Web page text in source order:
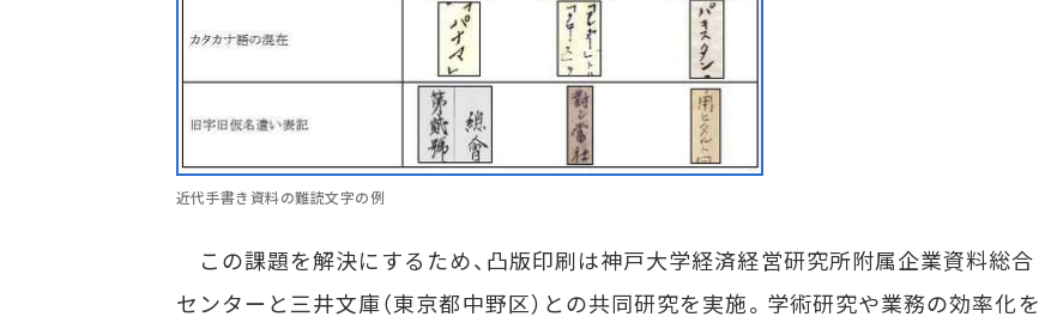
近代手書き資料の難読文字の例
この課題を解決にするため、凸版印刷は神戸大学経済経営研究所附属企業資料総合
センターと三井文庫（東京都中野区）との共同研究を実施。学術研究や業務の効率化を